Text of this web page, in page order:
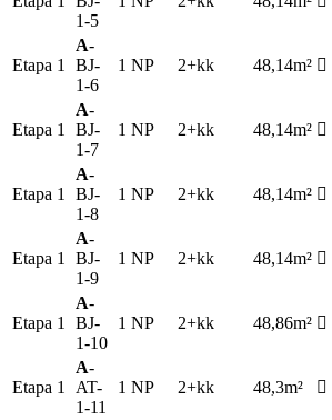
1-5
Etapa 1
A-
BJ-
1-6
1 NP 2+kk 48,14m²
Etapa 1
A-
BJ-
1-7
1 NP 2+kk 48,14m²
Etapa 1
A-
BJ-
1-8
1 NP 2+kk 48,14m²
Etapa 1
A-
BJ-
1-9
1 NP 2+kk 48,14m²
Etapa 1
A-
BJ-
1-10
1 NP 2+kk 48,86m²
Etapa 1
A-
AT-
1-11
1 NP 2+kk 48,3m²